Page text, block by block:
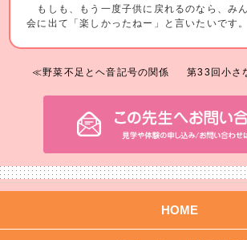
もしも、もう一度子供に戻れるのなら、み
会に出て「楽しかったねー」と言いたいです。
≪野菜不足とヘ音記号の関係 第33回小さ
HOME